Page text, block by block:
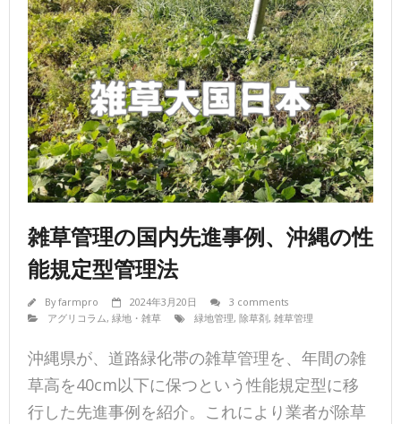
雑草管理の国内先進事例、沖縄の性
能規定型管理法
Byfarmpro 2024年3月20日
3 comments
アグリコラム, 緑地・雑草 緑地管理, 除草剤, 雑草管理
沖縄県が、道路緑化帯の雑草管理を、年間の雑
草高を40cm以下に保つという性能規定型に移
行した先進事例を紹介。これにより業者が除草